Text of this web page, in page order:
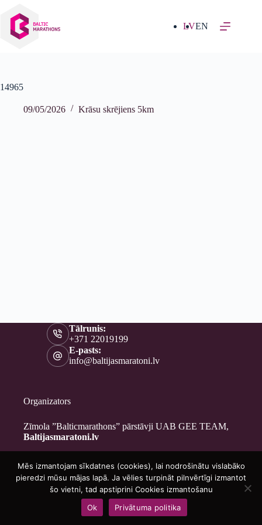
saturu
LVEN
14965
09/05/2026 Krāsu skrējiens 5km
Tālrunis:
+371 22019199
E-pasts:
info@baltijasmaratoni.lv
Organizators
Zīmola ”Balticmarathons” pārstāvji UAB GEE TEAM,
Baltijasmaratoni.lv
Kontakti
Par mums
Brīvprātīgajiem
Privātuma politika
Copyright © 2026 - Baltijasmaratoni.lv
Mēs izmantojam sīkdatnes (cookies), lai nodrošinātu vislabāko
pieredzi mūsu mājas lapā. Ja vēlies turpināt pilnvērtīgi izmantot
šo vietni, tad apstiprini Cookies izmantošanu
Ok
Privātuma politika